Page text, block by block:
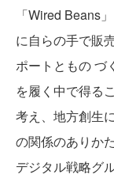
「Wired Beans
に自らの手で販
ポートともの づ
を履く中で得る
考え、地方創生
の関係のありか
デジタル戦略グ